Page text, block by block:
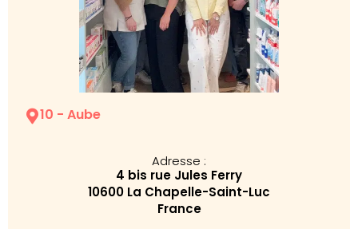
10 - Aube
Adresse :
4 bis rue Jules Ferry
10600 La Chapelle-Saint-Luc
France